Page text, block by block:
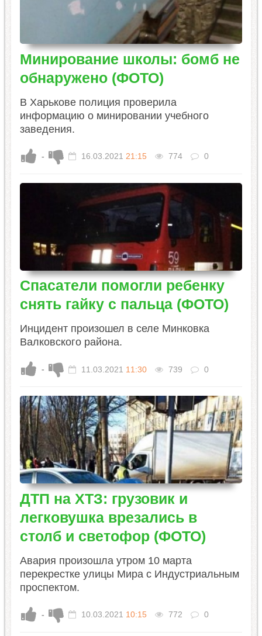
Минирование школы: бомб не
обнаружено (ФОТО)
В Харькове полиция проверила
информацию о минировании учебного
заведения.
- 16.03.2021 21:15 774 0
Спасатели помогли ребенку
снять гайку с пальца (ФОТО)
Инцидент произошел в селе Минковка
Валковского района.
- 11.03.2021 11:30 739 0
ДТП на ХТЗ: грузовик и
легковушка врезались в
столб и светофор (ФОТО)
Авария произошла утром 10 марта
перекрестке улицы Мира с Индустриальным
проспектом.
- 10.03.2021 10:15 772 0